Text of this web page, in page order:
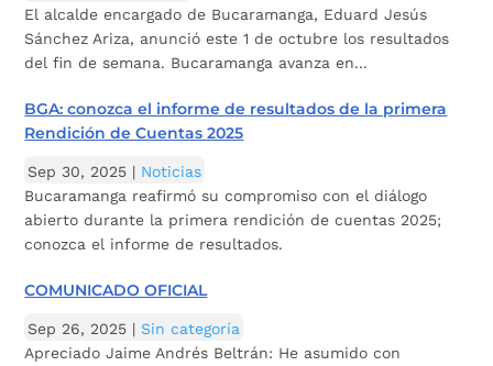
El alcalde encargado de Bucaramanga, Eduard Jesús
Sánchez Ariza, anunció este 1 de octubre los resultados
del fin de semana. Bucaramanga avanza en...
BGA: conozca el informe de resultados de la primera
Rendición de Cuentas 2025
Sep 30, 2025 | Noticias
Bucaramanga reafirmó su compromiso con el diálogo
abierto durante la primera rendición de cuentas 2025;
conozca el informe de resultados.
COMUNICADO OFICIAL
Sep 26, 2025 |Sin categoría
Apreciado Jaime Andrés Beltrán: He asumido con